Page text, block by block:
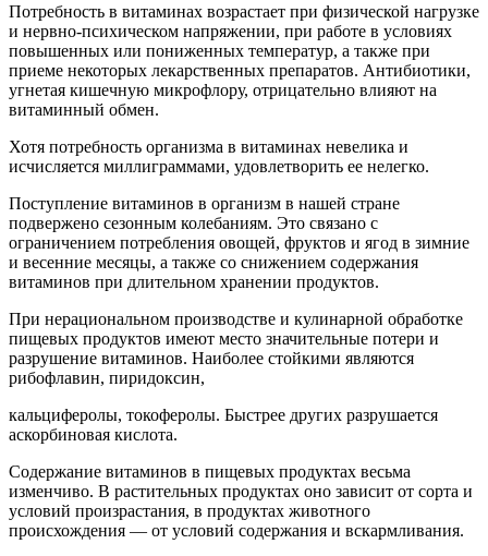
Потребность в витаминах возрастает при физической нагрузке
и нервно-психическом напряжении, при работе в условиях
повышенных или пониженных температур, а также при
приеме некоторых лекарственных препаратов. Антибиотики,
угнетая кишечную микрофлору, отрицательно влияют на
витаминный обмен.
Хотя потребность организма в витаминах невелика и
исчисляется миллиграммами, удовлетворить ее нелегко.
Поступление витаминов в организм в нашей стране
подвержено сезонным колебаниям. Это связано с
ограничением потребления овощей, фруктов и ягод в зимние
и весенние месяцы, а также со снижением содержания
витаминов при длительном хранении продуктов.
При нерациональном производстве и кулинарной обработке
пищевых продуктов имеют место значительные потери и
разрушение витаминов. Наиболее стойкими являются
рибофлавин, пиридоксин,
кальциферолы, токоферолы. Быстрее других разрушается
аскорбиновая кислота.
Содержание витаминов в пищевых продуктах весьма
изменчиво. В растительных продуктах оно зависит от сорта и
условий произрастания, в продуктах животного
происхождения — от условий содержания и вскармливания.